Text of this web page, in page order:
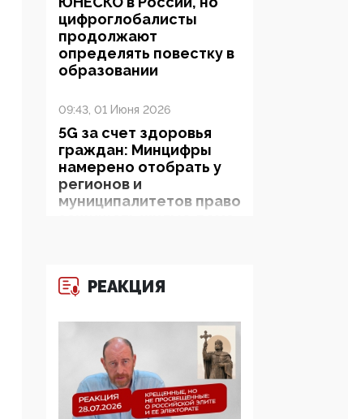
цифроглобалисты
продолжают
определять повестку в
образовании
09:43, 01 Июня 2026
5G за счет здоровья
граждан: Минцифры
намерено отобрать у
регионов и
муниципалитетов право
05:58, 26 Мая 2026
освободили от борца с
деструктивным и
опасным контентом
07:39, 25 Мая 2026
РЕАКЦИЯ